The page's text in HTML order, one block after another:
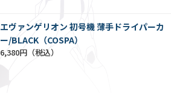
エヴァンゲリオン 初号機 薄手ドライパーカ
ー/BLACK（COSPA）
6,380円